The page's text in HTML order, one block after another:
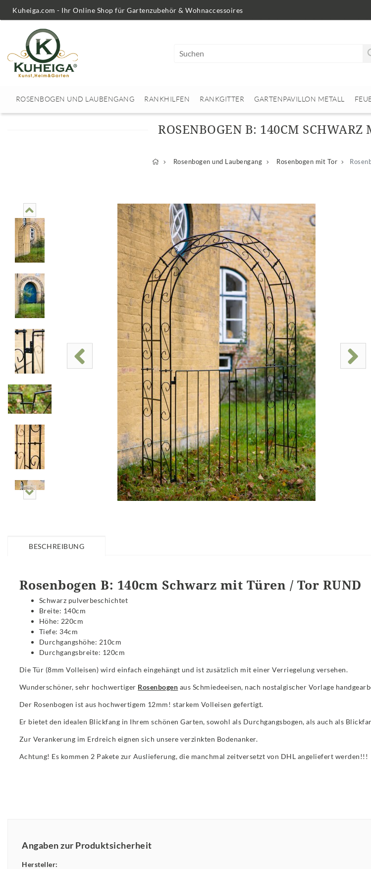
Kuheiga.com - Ihr Online Shop für Gartenzubehör & Wohnaccessoires
ROSENBOGEN UND LAUBENGANG RANKHILFEN RANKGITTER GARTENPAVILLON METALL
ROSENBOGEN B: 140CM
Rosenbogen und Laubengang Rosenbogen mit Tor
BESCHREIBUNG
Rosenbogen B: 140cm Schwarz mit Türen / Tor RUND
Schwarz pulverbeschichtet
Breite: 140cm
Höhe: 220cm
Tiefe: 34cm
Durchgangshöhe: 210cm
Durchgangsbreite: 120cm
Die Tür (8mm Volleisen) wird einfach eingehängt und ist zusätzlich mit einer Verriegelung versehen.
Wunderschöner, sehr hochwertiger Rosenbogen aus Schmiedeeisen, nach nostalgischer Vorlage
Der Rosenbogen ist aus hochwertigem 12mm! starkem Volleisen gefertigt.
Er bietet den idealen Blickfang in Ihrem schönen Garten, sowohl als Durchgangsbogen, als auch als
Zur Verankerung im Erdreich eignen sich unsere verzinkten Bodenanker.
Achtung! Es kommen 2 Pakete zur Auslieferung, die manchmal zeitversetzt von DHL angeliefert werden!!!
Angaben zur Produktsicherheit
Hersteller: